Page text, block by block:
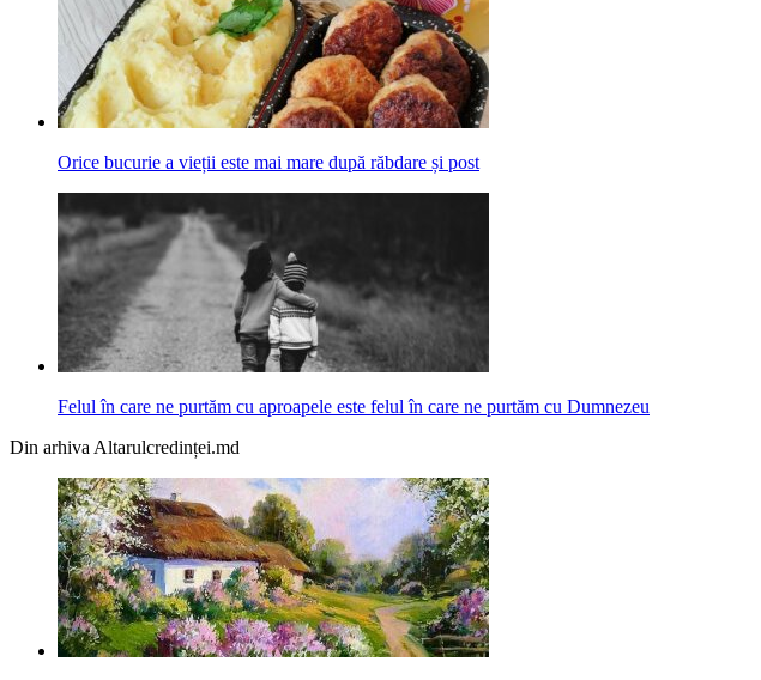
Orice bucurie a vieții este mai mare după răbdare și post
Felul în care ne purtăm cu aproapele este felul în care ne purtăm cu Dumnezeu
Din arhiva Altarulcredinței.md